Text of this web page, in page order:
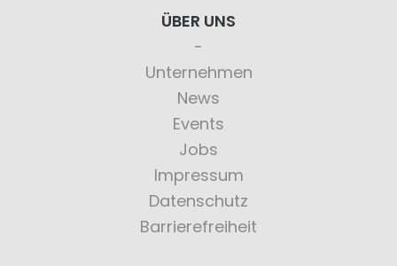
ÜBER UNS
Unternehmen
News
Events
Jobs
Impressum
Datenschutz
Barrierefreiheit